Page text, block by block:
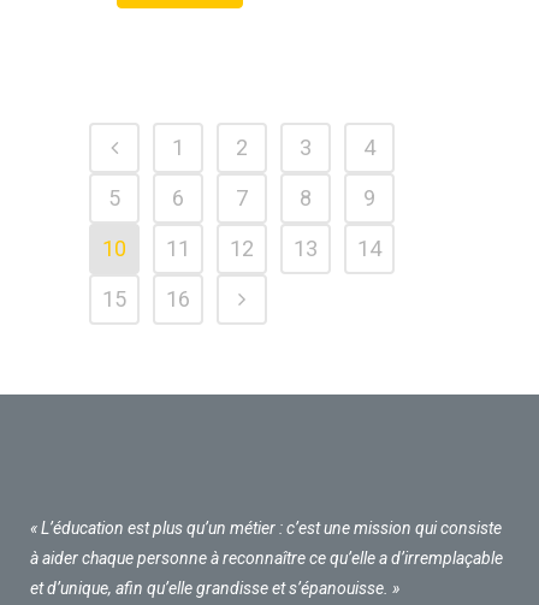
1 2 3
4
5
6 7 8
9
10
11 12 13
14
15
16
« L’éducation est plus qu’un métier : c’est une mission qui consiste
à aider chaque personne à reconnaître ce qu’elle a d’irremplaçable
et d’unique, afin qu’elle grandisse et s’épanouisse. »